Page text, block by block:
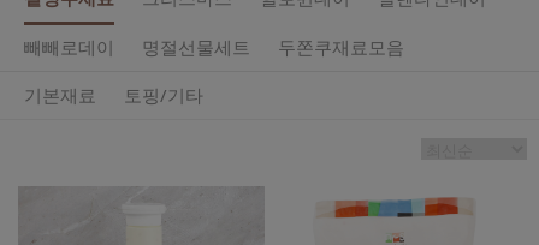
빼빼로데이 명절선물세트
두쫀쿠재료모음
기본재료
토핑/기타